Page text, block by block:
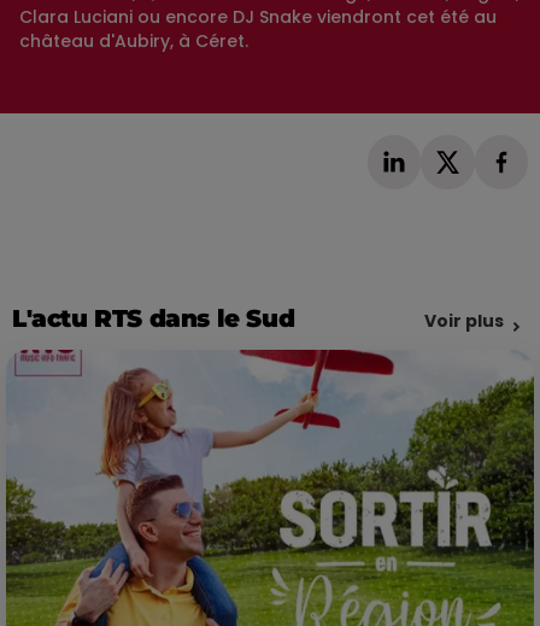
Clara Luciani ou encore DJ Snake viendront cet été au
château d'Aubiry, à Céret.
L'actu RTS dans le Sud Voir plus